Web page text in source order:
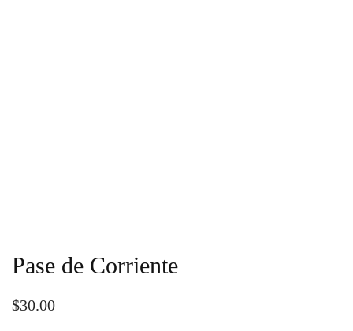
Pase de Corriente
$30.00